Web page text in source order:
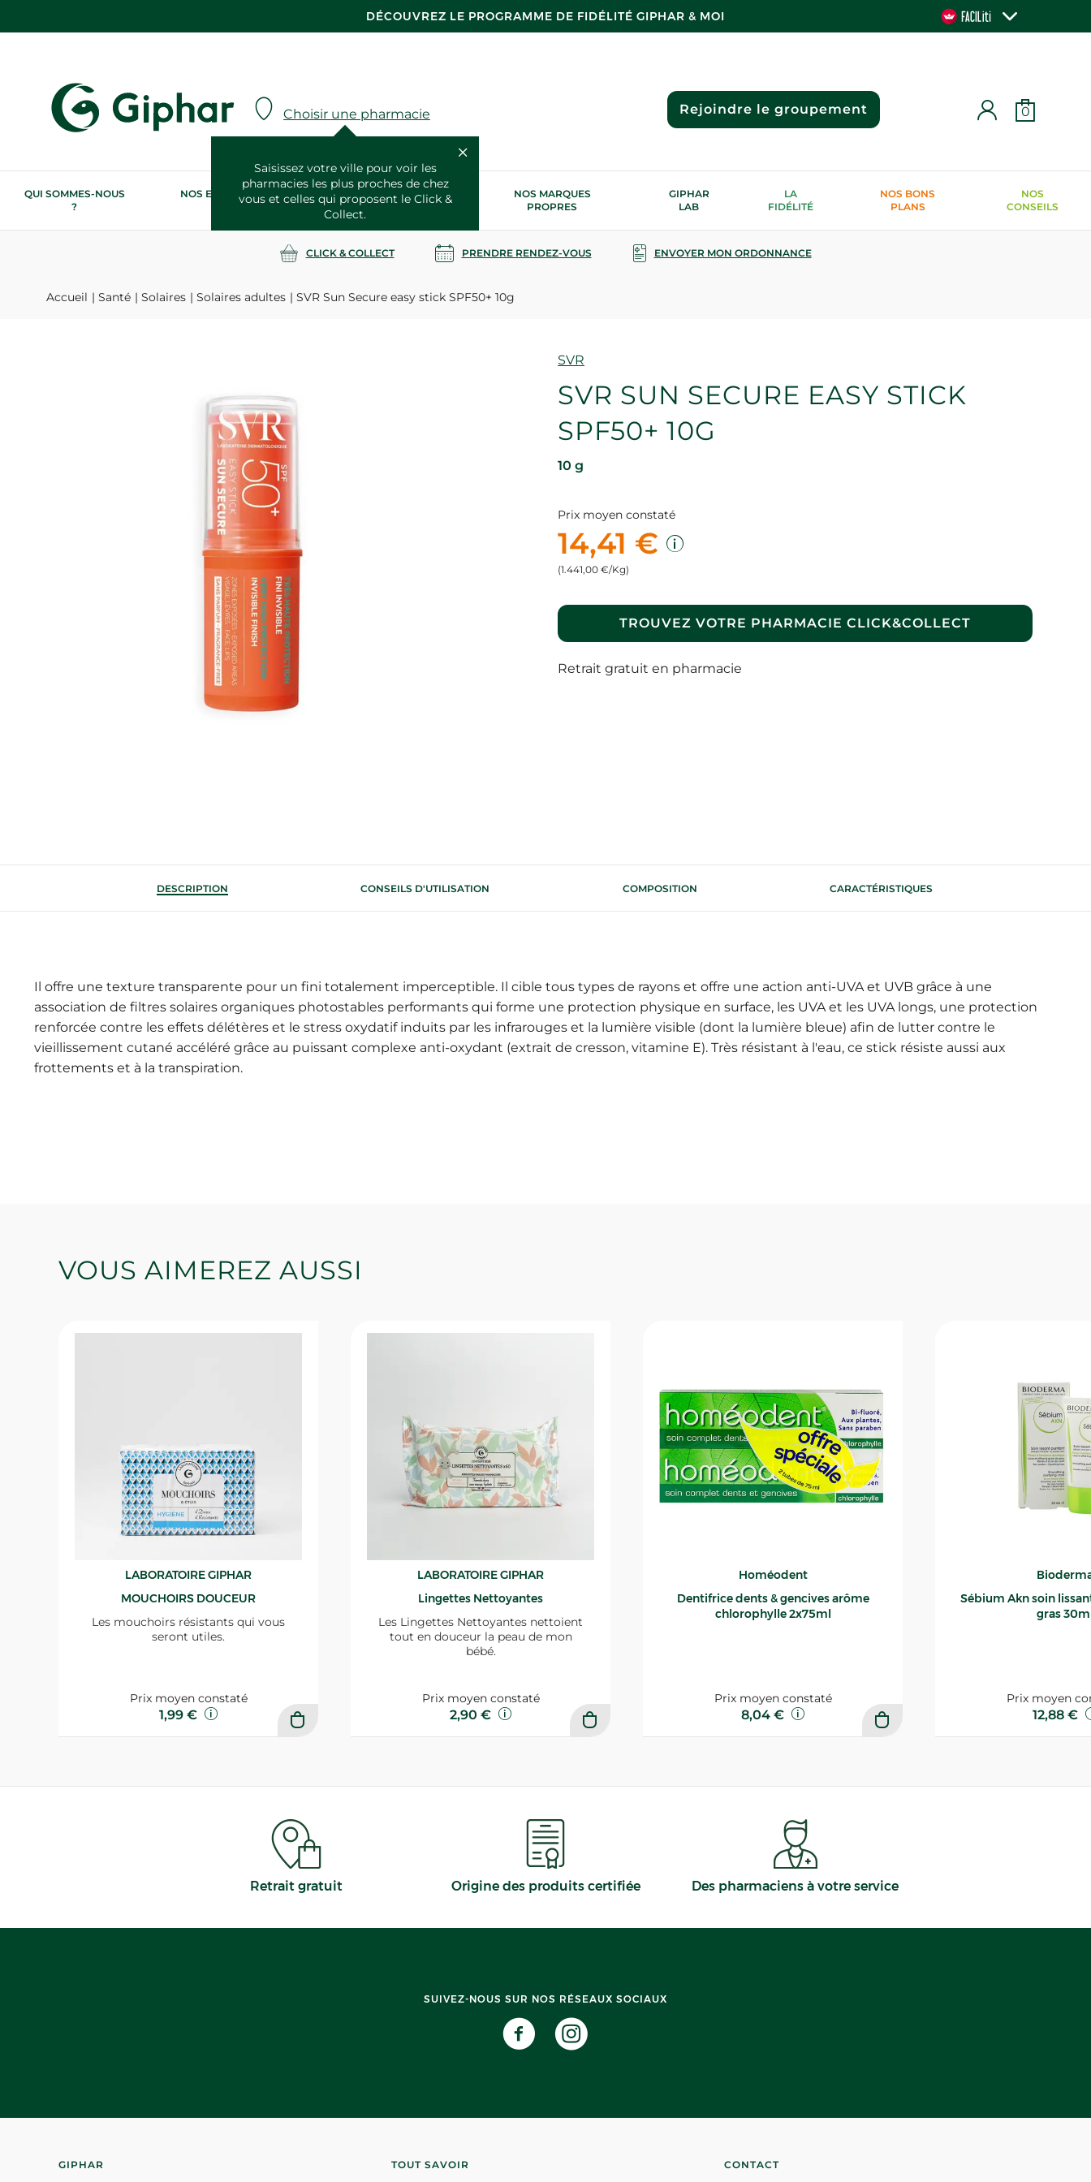
DÉCOUVREZ LE PROGRAMME DE FIDÉLITÉ GIPHAR & MOI
Choisir une pharmacie
Saisissez votre ville pour voir les
pharmacies les plus proches de chez
vous et celles qui proposent le Click &
Collect.
Rejoindre le groupement 0
QUI SOMMES-NOUS
?
NOS ENGAGEMENTS
RSE
NOS SERVICES
SANTÉ
NOS MARQUES
PROPRES
GIPHAR
LAB
LA
FIDÉLITÉ
NOS BONS
PLANS
NOS
CONSEILS
CLICK & COLLECT PRENDRE RENDEZ-VOUS ENVOYER MON ORDONNANCE
Accueil Santé Solaires Solaires adultes SVR Sun Secure easy stick SPF50+ 10g
Marque
SVR
SVR SUN SECURE EASY STICK
SPF50+ 10G
10 g
Prix moyen constaté
14,41 €
(1.441,00 €/Kg)
TROUVEZ VOTRE PHARMACIE CLICK&COLLECT
Retrait gratuit en pharmacie
DESCRIPTION CONSEILS D'UTILISATION COMPOSITION CARACTÉRISTIQUES
Il offre une texture transparente pour un fini totalement imperceptible. Il cible tous types de rayons et offre une action anti-UVA et UVB grâce à une
association de filtres solaires organiques photostables performants qui forme une protection physique en surface, les UVA et les UVA longs, une protection
renforcée contre les effets délétères et le stress oxydatif induits par les infrarouges et la lumière visible (dont la lumière bleue) afin de lutter contre le
vieillissement cutané accéléré grâce au puissant complexe anti-oxydant (extrait de cresson, vitamine E). Très résistant à l'eau, ce stick résiste aussi aux
frottements et à la transpiration.
VOUS AIMEREZ AUSSI
LABORATOIRE GIPHAR
MOUCHOIRS DOUCEUR
Les mouchoirs résistants qui vous
seront utiles.
Prix moyen constaté
1,99 €
LABORATOIRE GIPHAR
Lingettes Nettoyantes
Les Lingettes Nettoyantes nettoient
tout en douceur la peau de mon
bébé.
Prix moyen constaté
2,90 €
Homéodent
Dentifrice dents & gencives arôme
chlorophylle 2x75ml
Prix moyen constaté
8,04 €
Sébium Akn soin lissant
gras
Prix moyen
12,88 €
Retrait gratuit Origine des produits certifiée Des pharmaciens à votre service
SUIVEZ-NOUS SUR NOS RÉSEAUX SOCIAUX
GIPHAR TOUT SAVOIR CONTACT